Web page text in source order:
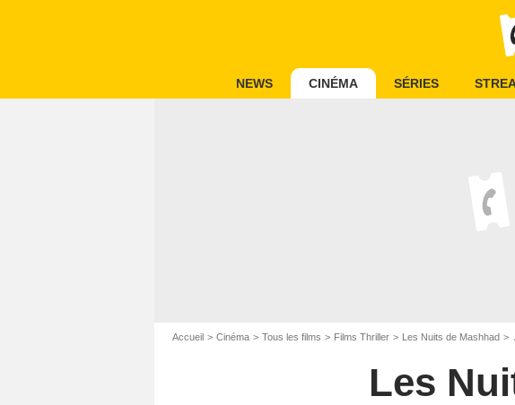
NEWS CINÉMA SÉRIES
Accueil Cinéma Tous les films Films Thriller Les Nuits de Mashhad
Les